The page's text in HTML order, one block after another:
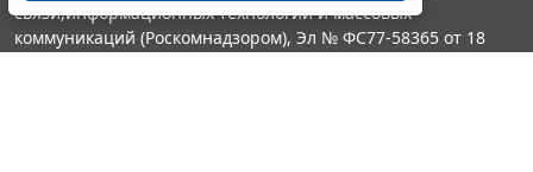
связи,информационных технологий и массовых
коммуникаций (Роскомнадзором), Эл № ФС77-58365 от 18